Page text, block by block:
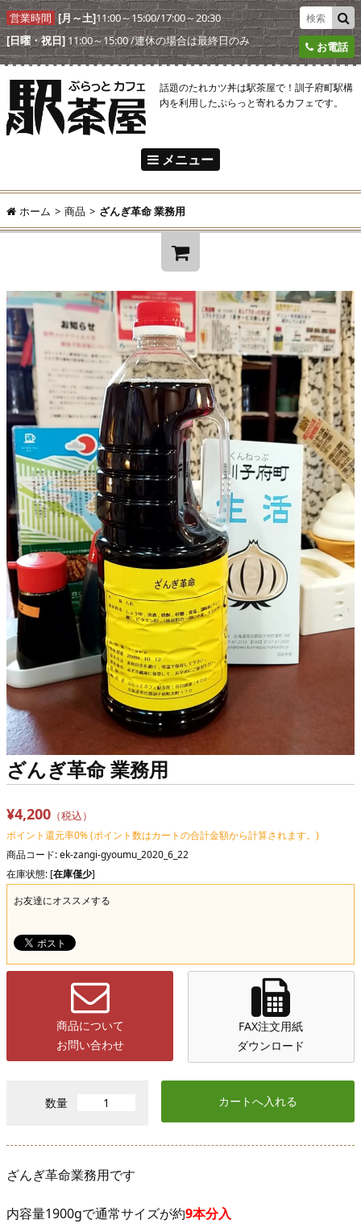
営業時間 [月～土]11:00～15:00/17:00～20:30
[日曜・祝日]11:00～15:00 /連休の場合は最終日のみ お電話
話題のたれカツ丼は駅茶屋で！訓子府町駅構
内を利用したぷらっと寄れるカフェです。
メニュー
駅茶屋とは
駅茶屋メニュー
アクセス
オンラインショップ
ご注文の流れ
お問い合わせ
ホーム > 商品 > ざんぎ革命 業務用
ログイン 新規ご入会
合計: ¥0
カートを見る
ざんぎ革命 業務用
¥4,200 （税込）
ポイント還元率0% (ポイント数はカートの合計金額から計算されます。)
商品コード: ek-zangi-gyoumu_2020_6_22
在庫状態: [在庫僅少]
お友達にオススメする
商品について
お問い合わせ
FAX注文用紙
ダウンロード
数量
ざんぎ革命業務用です
内容量1900gで通常サイズが約9本分入